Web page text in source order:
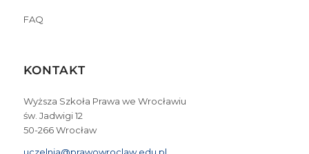
FAQ
KONTAKT
Wyższa Szkoła Prawa we Wrocławiu
św. Jadwigi 12
50-266 Wrocław